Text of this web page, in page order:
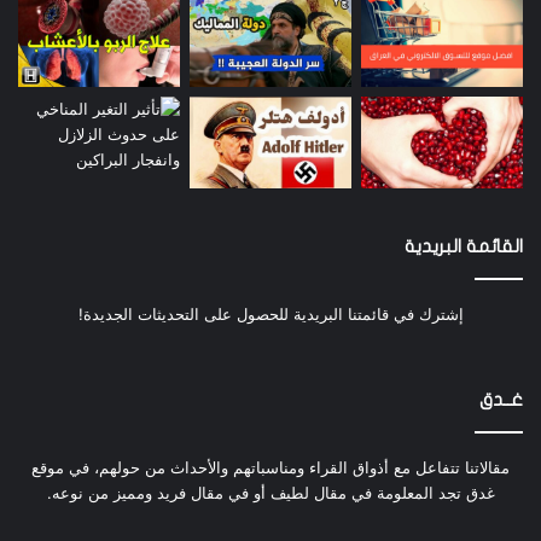
والنيزك قدر وزنه أكثر من ألف طن، لكنه غاص في
القشرة الأرضية بسبب سرعة اندفاعه، وبقيت منه نتف
على سطحها.
وارتطم أيضاً نيزك في أرض غرينلاند ومنه قطعة وزنها
العلمية.
طن.
كم عدد الشهب والنيازك التي تهاجم الأرض ؟
القائمة البريدية
إشترك في قائمتنا البريدية للحصول على التحديثات الجديدة!
غــدق
مقالاتنا تتفاعل مع أذواق القراء ومناسباتهم والأحداث من حولهم، في موقع
غدق تجد المعلومة في مقال لطيف أو في مقال فريد ومميز من نوعه.